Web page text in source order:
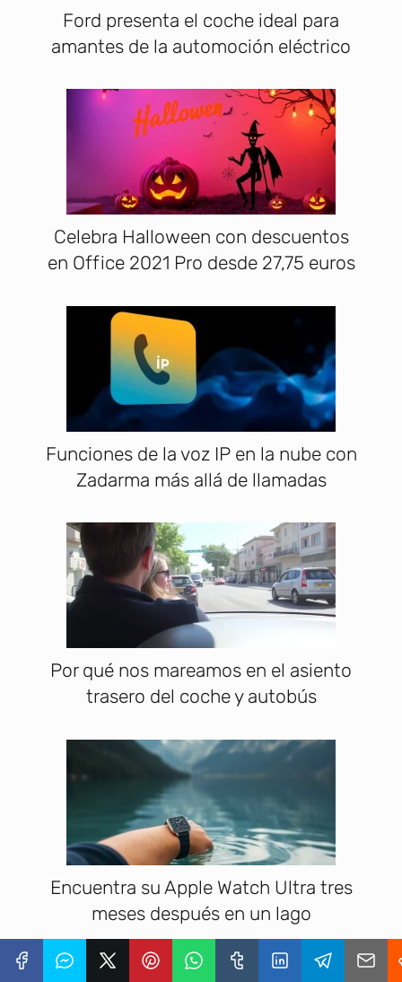
Ford presenta el coche ideal para
amantes de la automoción eléctrico
Celebra Halloween con descuentos
en Office 2021 Pro desde 27,75 euros
Funciones de la voz IP en la nube con
Zadarma más allá de llamadas
Por qué nos mareamos en el asiento
trasero del coche y autobús
Encuentra su Apple Watch Ultra tres
meses después en un lago